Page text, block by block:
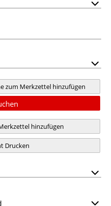
zum Merkzettel hinzufügen
hinzufügen
Drucken